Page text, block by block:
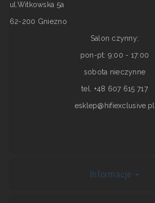
ul.Witkowska 5a
62-200 Gniezno
Salon czynny:
pon-pt: 9:00 - 17:00
sobota nieczynne
tel. +48 607 615 717
esklep@hifiexclusive.pl
Informacje